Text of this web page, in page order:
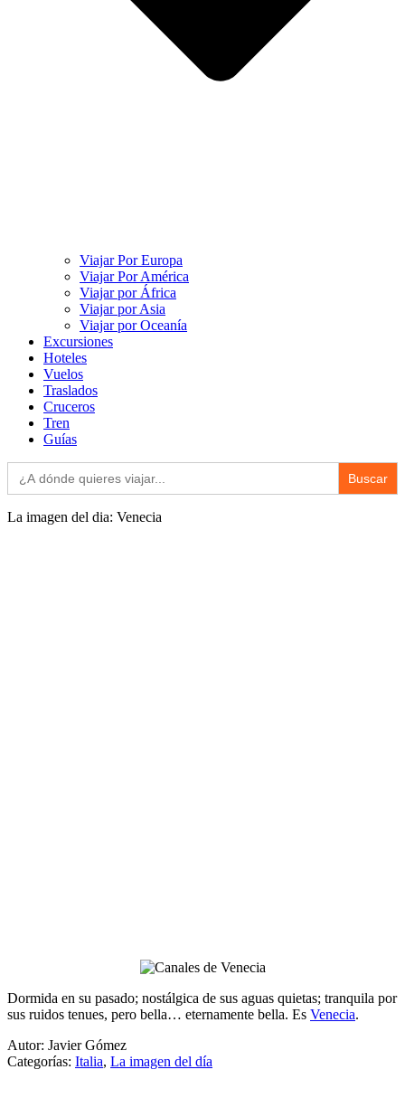
Viajar Por Europa
Viajar Por América
Viajar por África
Viajar por Asia
Viajar por Oceanía
Excursiones
Hoteles
Vuelos
Traslados
Cruceros
Tren
Guías
Buscar:
La imagen del dia: Venecia
Dormida en su pasado; nostálgica de sus aguas quietas; tranquila por
sus ruidos tenues, pero bella… eternamente bella. Es Venecia.
Autor: Javier Gómez
Categorías: Italia, La imagen del día